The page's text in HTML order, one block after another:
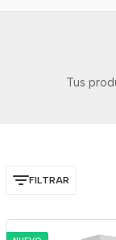
Tus
FILTRAR